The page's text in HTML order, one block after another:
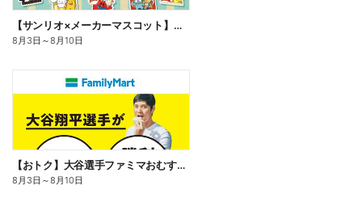
【サンリオ×メーカーマスコット】オリジナルグッズ貰える!
8月3日 ～8月10日
【おトク】大谷選手ファミマおむすび割
8月3日 ～8月10日